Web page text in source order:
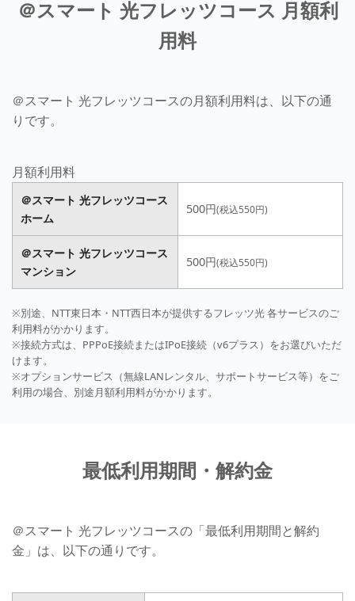
＠スマート 光フレッツコース 月額利
用料
＠スマート 光フレッツコースの月額利用料は、以下の通
りです。
月額利用料
＠スマート 光フレッツコース
ホーム
500円(税込550円)
＠スマート 光フレッツコース
マンション
500円(税込550円)
※別途、NTT東日本・NTT西日本が提供するフレッツ光 各サービスのご
利用料がかかります。
※接続方式は、PPPoE接続またはIPoE接続（v6プラス）をお選びいただ
けます。
※オプションサービス（無線LANレンタル、サポートサービス等）をご
利用の場合、別途月額利用料がかかります。
最低利用期間・解約金
＠スマート 光フレッツコースの「最低利用期間と解約
金」は、以下の通りです。